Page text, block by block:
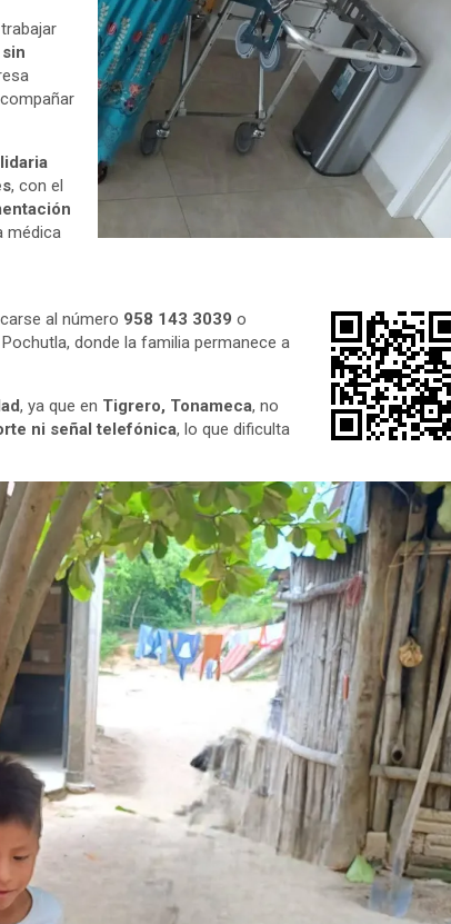
sin
, con el
médica
al número 958 143 3039 o
donde la familia permanece a
, ya que en Tigrero, Tonameca, no
ni señal telefónica, lo que dificulta